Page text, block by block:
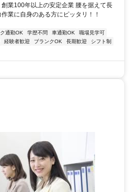
業100年以上の安定企業 腰を据えて長
業に自身のある方にピッタリ！！
通勤OK 学歴不問 車通勤OK
職場見学可
経験者歓迎 ブランクOK 長期歓迎
シフト制